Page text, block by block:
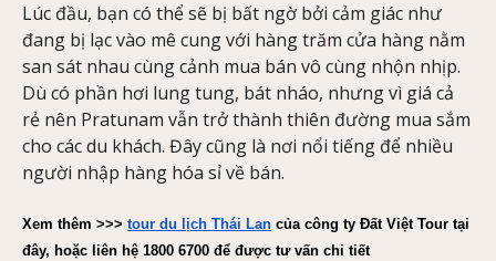
Lúc đầu, bạn có thể sẽ bị bất ngờ bởi cảm giác như
đang bị lạc vào mê cung với hàng trăm cửa hàng nằm
san sát nhau cùng cảnh mua bán vô cùng nhộn nhịp.
Dù có phần hơi lung tung, bát nháo, nhưng vì giá cả
rẻ nên Pratunam vẫn trở thành thiên đường mua sắm
cho các du khách. Đây cũng là nơi nổi tiếng để nhiều
người nhập hàng hóa sỉ về bán.
Xem thêm >>> tour du lịch Thái Lan của công ty Đất Việt Tour tại
đây, hoặc liên hệ 1800 6700 để được tư vấn chi tiết